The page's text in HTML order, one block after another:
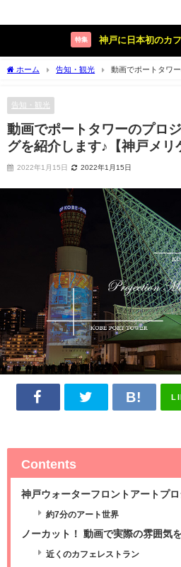
特集 神戸に日本初のカ
ホーム 告知・観光
動画でポートタワ
告知・観光
動画でポートタワーのプロ
グを紹介します♪【神戸メリ
2022年1月15日 2022年1月15日
Contents
神戸ウォーターフロントアートプロ
約7分のアート世界
ノーカット！ 動画で実際の雰囲気
近くのカフェレストラン